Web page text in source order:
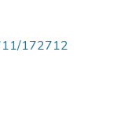
172712